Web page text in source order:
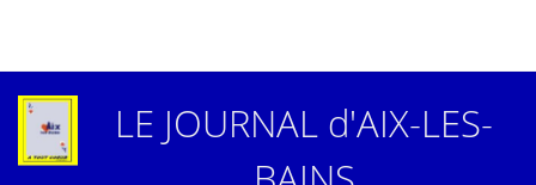
LE JOURNAL d'AIX-LES-